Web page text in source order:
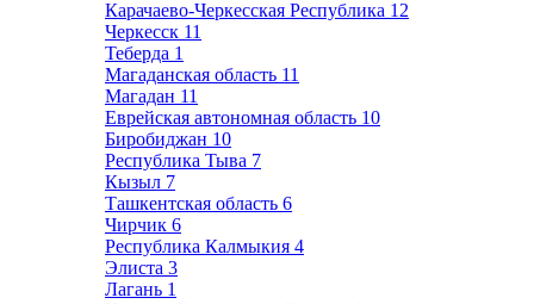
Карачаево-Черкесская Республика 12
Черкесск 11
Теберда 1
Магаданская область 11
Магадан 11
Еврейская автономная область 10
Биробиджан 10
Республика Тыва 7
Кызыл 7
Ташкентская область 6
Чирчик 6
Республика Калмыкия 4
Элиста 3
Лагань 1